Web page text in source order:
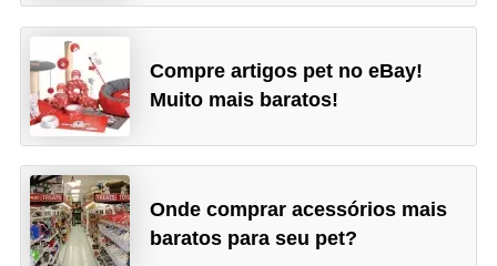
Compre artigos pet no eBay!
Muito mais baratos!
Onde comprar acessórios mais
baratos para seu pet?
i
s
d
e
e
s